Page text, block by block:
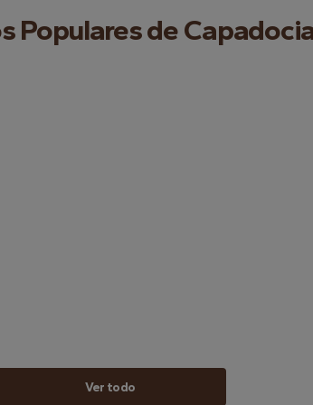
Populares de
Ver todo